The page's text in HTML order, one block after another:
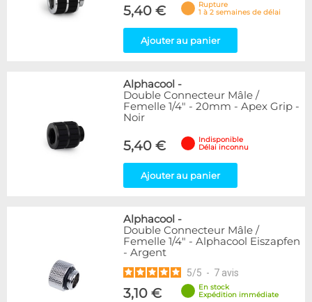
5,40 €
Rupture
1 à 2 semaines de délai
Ajouter au panier
Alphacool -
Double Connecteur Mâle /
Femelle 1/4" - 20mm - Apex Grip -
Noir
5,40 €
Indisponible
Délai inconnu
Ajouter au panier
Alphacool -
Double Connecteur Mâle /
Femelle 1/4" - Alphacool Eiszapfen
- Argent
5/5 - 7 avis
3,10 €
En stock
Expédition immédiate